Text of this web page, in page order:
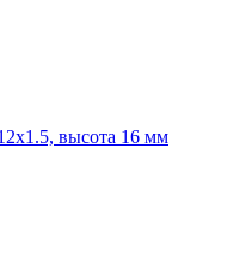
высота 16 мм